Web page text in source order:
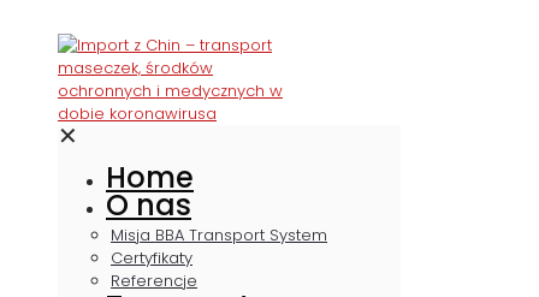
✕
Home
O nas
Misja BBA Transport System
Certyfikaty
Referencje